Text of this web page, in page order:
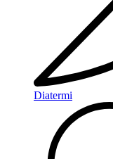
Diatermi